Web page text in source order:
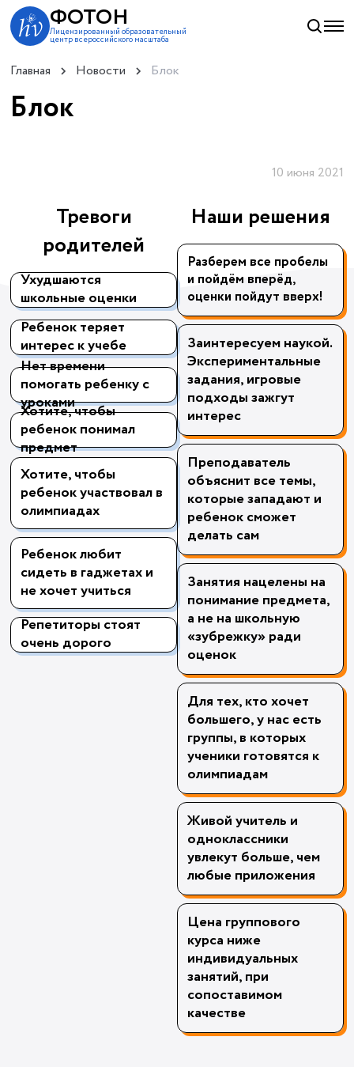
ФОТОН
Лицензированный образовательный
центр всероссийского масштаба
Главная Новости Блок
Блок
10 июня 2021
Тревоги
родителей
Ухудшаются
школьные оценки
Ребенок теряет
интерес к учебе
Нет времени
помогать ребенку с
уроками
Хотите, чтобы
ребенок понимал
предмет
Хотите, чтобы
ребенок участвовал в
олимпиадах
Ребенок любит
сидеть в гаджетах и
не хочет учиться
Репетиторы стоят
очень дорого
Наши решения
Разберем все пробелы
и пойдём вперёд,
оценки пойдут вверх!
Заинтересуем наукой.
Экспериментальные
задания, игровые
подходы зажгут
интерес
Преподаватель
объяснит все темы,
которые западают и
ребенок сможет
делать сам
Занятия нацелены на
понимание предмета,
а не на школьную
«зубрежку» ради
оценок
Для тех, кто хочет
большего, у нас есть
группы, в которых
ученики готовятся к
олимпиадам
Живой учитель и
одноклассники
увлекут больше, чем
любые приложения
Цена группового
курса ниже
индивидуальных
занятий, при
сопоставимом
качестве